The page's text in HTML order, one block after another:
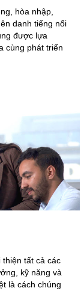
hòa nhập,
danh tiếng nổi
được lựa
cùng phát triển
tất cả các
kỹ năng và
là cách chúng